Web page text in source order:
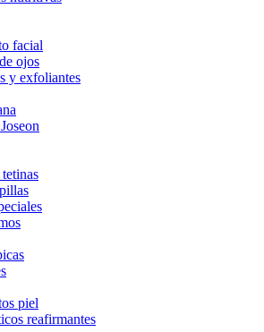
facial
ojos
y exfoliantes
piel
reafirmantes